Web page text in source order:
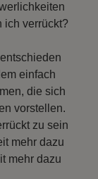
ich verrückt?
einfach
die sich
vorstellen.
zu sein
mehr dazu
mehr dazu